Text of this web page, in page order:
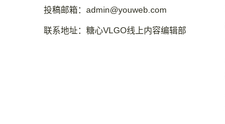
投稿邮箱：admin@youweb.com
联系地址：糖心VLGO线上内容编辑部